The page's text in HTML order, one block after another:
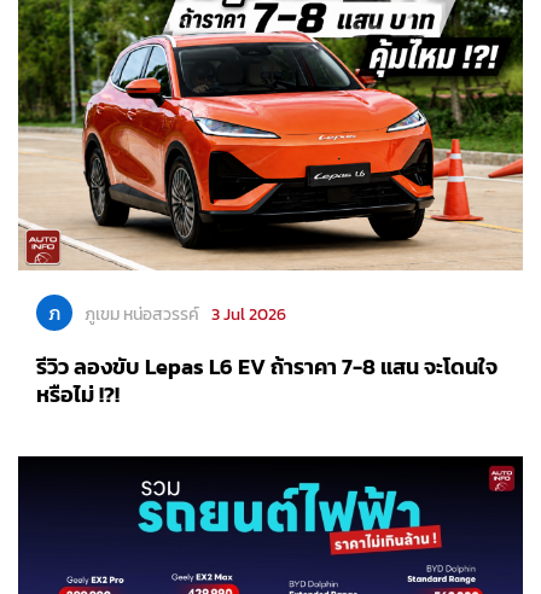
ภ ภูเขม หน่อสวรรค์ 3 Jul 2026
รีวิว ลองขับ Lepas L6 EV ถ้าราคา 7-8 แสน จะโดนใจ
หรือไม่ !?!